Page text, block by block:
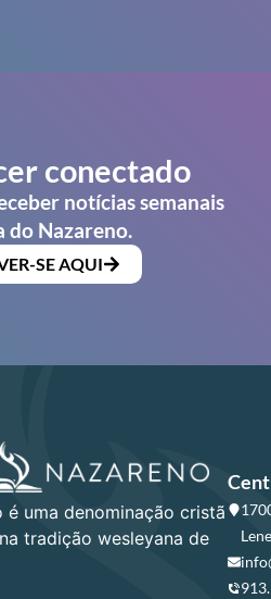
conectado
notícias semanais
do Nazareno.
SE AQUI
é uma denominação cristã
tradição wesleyana de